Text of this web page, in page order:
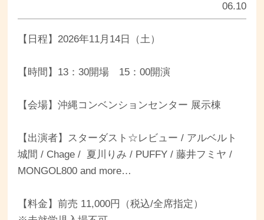
06.10
【日程】2026年11月14日（土）
【時間】13：30開場 15：00開演
【会場】沖縄コンベンションセンター 展示棟
【出演者】スターダスト☆レビュー / アルベルト
城間 / Chage / 夏川りみ / PUFFY / 藤井フミヤ /
MONGOL800 and more…
【料金】前売 11,000円（税込/全席指定）